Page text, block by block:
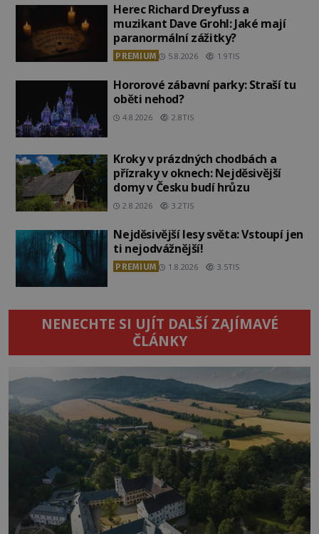
Herec Richard Dreyfuss a
muzikant Dave Grohl: Jaké mají
paranormální zážitky?
PREMIUM 5.8.2026 1.9TIS
Hororové zábavní parky: Straší tu
oběti nehod?
4.8.2026 2.8TIS
Kroky v prázdných chodbách a
přízraky v oknech: Nejděsivější
domy v Česku budí hrůzu
2.8.2026 3.2TIS
Nejděsivější lesy světa: Vstoupí jen
ti nejodvážnější!
PREMIUM 1.8.2026 3.5TIS
NENECHTE SI UJÍT DALŠÍ ZAJÍMAVÉ
ČLÁNKY